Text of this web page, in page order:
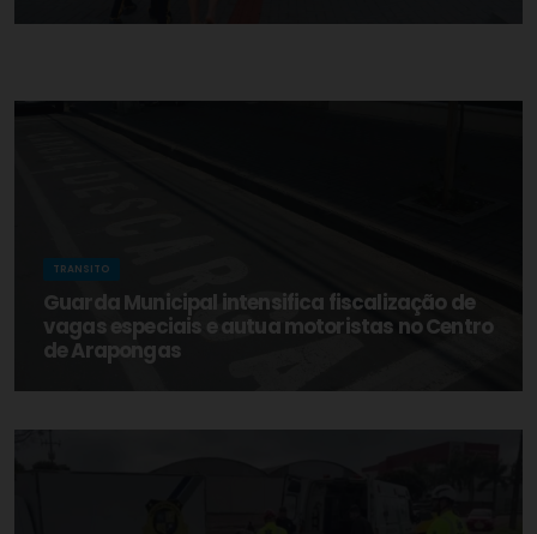
TRANSITO
Guarda Municipal intensifica fiscalização de
vagas especiais e autua motoristas no Centro
de Arapongas